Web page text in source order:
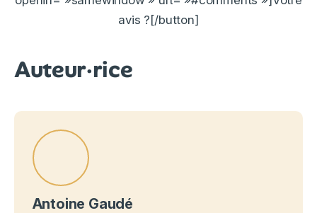
avis ?[/button]
Auteur·rice
Antoine Gaudé